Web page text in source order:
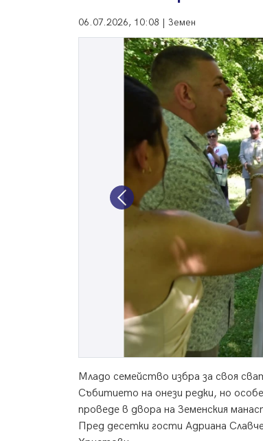
06.07.2026, 10:08 | Земен
Previous
Младо семейство избра за своя
Събитието на онези редки, но
проведе в двора на Земенския
Пред десетки гости Адриана